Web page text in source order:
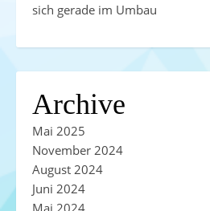
sich gerade im Umbau
Archive
Mai 2025
November 2024
August 2024
Juni 2024